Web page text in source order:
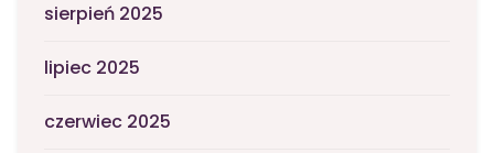
sierpień 2025
lipiec 2025
czerwiec 2025